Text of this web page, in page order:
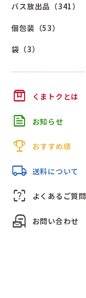
バス放出品（341）
個包装（53）
袋（3）
box くまトクとは
feed お知らせ
trophy おすすめ順
local_shipping 送料について
indeterminate_question_box よくあるご質問
local_post_office お問い合わせ